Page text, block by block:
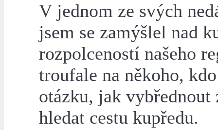
V jednom ze svých
jsem se zamýšlel nad
rozpolceností našeho
troufale na někoho,
otázku, jak
hledat cestu kupředu.